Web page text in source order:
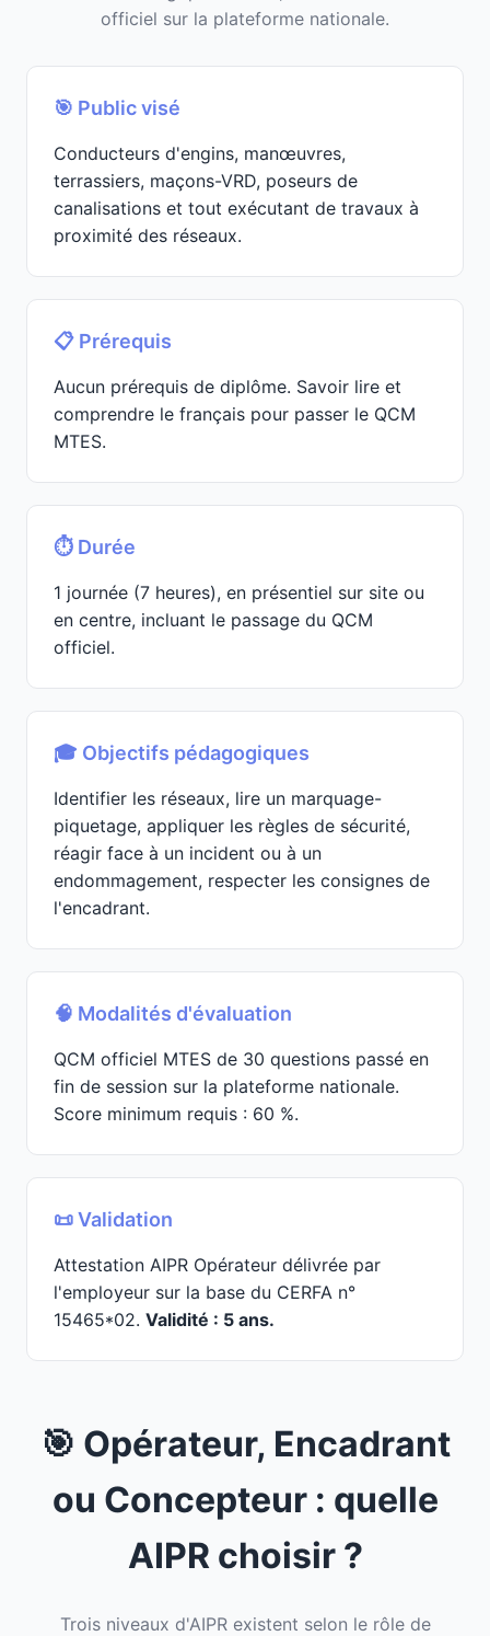
officiel sur la plateforme nationale.
🎯 Public visé
Conducteurs d'engins, manœuvres,
terrassiers, maçons-VRD, poseurs de
canalisations et tout exécutant de travaux à
proximité des réseaux.
📋 Prérequis
Aucun prérequis de diplôme. Savoir lire et
comprendre le français pour passer le QCM
MTES.
⏱️ Durée
1 journée (7 heures), en présentiel sur site ou
en centre, incluant le passage du QCM
officiel.
🎓 Objectifs pédagogiques
Identifier les réseaux, lire un marquage-
piquetage, appliquer les règles de sécurité,
réagir face à un incident ou à un
endommagement, respecter les consignes de
l'encadrant.
🧠 Modalités d'évaluation
QCM officiel MTES de 30 questions passé en
fin de session sur la plateforme nationale.
Score minimum requis : 60 %.
📜 Validation
Attestation AIPR Opérateur délivrée par
l'employeur sur la base du CERFA n°
15465*02. Validité : 5 ans.
🎯 Opérateur, Encadrant
ou Concepteur : quelle
AIPR choisir ?
Trois niveaux d'AIPR existent selon le rôle de